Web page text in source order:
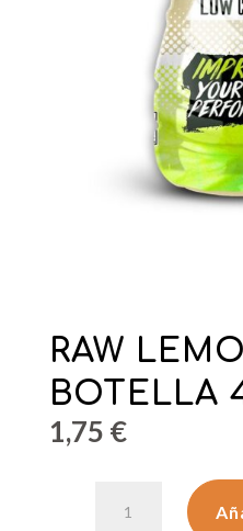
RAW
BOTELLA
1,75 €